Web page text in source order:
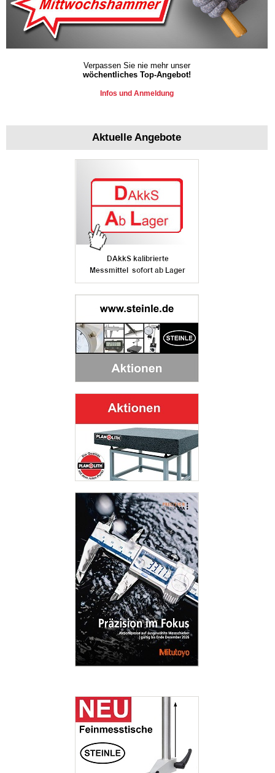
Verpassen Sie nie mehr unser
wöchentliches Top-Angebot!
Infos und Anmeldung
Aktuelle Angebote